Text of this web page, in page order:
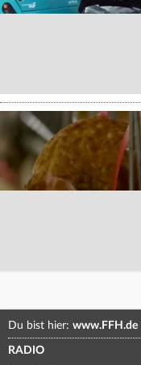
Du bist hier: www.FFH.de
RADIO